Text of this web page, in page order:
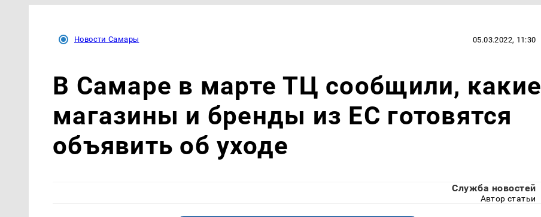
Новости Самары 05.03.2022, 11:30
В Самаре в марте ТЦ сообщили, какие
магазины и бренды из ЕС готовятся
объявить об уходе
Служба новостей
Автор статьи